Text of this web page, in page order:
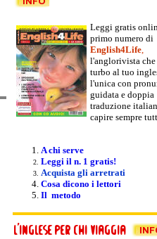
Leggi gratis
primo numero di
English4Life,
l'anglorivista
turbo al tuo
l'unica con
guidata e doppia
traduzione
capire sempre
A chi serve
Leggi il n. 1 gratis!
Acquista gli arretrati
Cosa dicono i lettori
Il metodo